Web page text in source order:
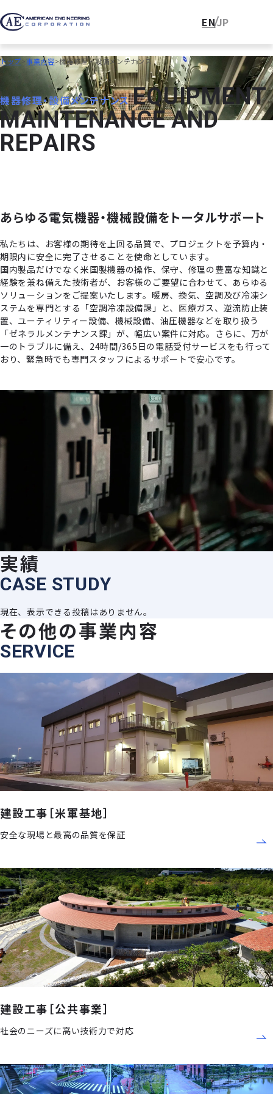
ENJP
トップ 事業内容 機器修理・設備メンテナンス
機器修理・設備メンテナンスEQUIPMENT
MAINTENANCE AND
REPAIRS
あらゆる電気機器・機械設備をトータルサポート
私たちは、お客様の期待を上回る品質で、プロジェクトを予算内・
期限内に安全に完了させることを使命としています。
国内製品だけでなく米国製機器の操作、保守、修理の豊富な知識と
経験を兼ね備えた技術者が、お客様のご要望に合わせて、あらゆる
ソリューションをご提案いたします。暖房、換気、空調及び冷凍シ
ステムを専門とする「空調冷凍設備課」と、医療ガス、逆流防止装
置、ユーティリティー設備、機械設備、油圧機器などを取り扱う
「ゼネラルメンテナンス課」が、幅広い案件に対応。さらに、万が
一のトラブルに備え、24時間/365日の電話受付サービスをも行って
おり、緊急時でも専門スタッフによるサポートで安心です。
実績
CASE STUDY
現在、表示できる投稿はありません。
その他の事業内容
SERVICE
建設工事［米軍基地］
安全な現場と最高の品質を保証
建設工事［公共事業］
社会のニーズに高い技術力で対応